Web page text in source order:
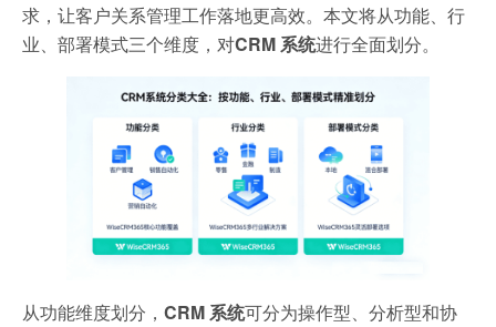
求，让客户关系管理工作落地更高效。本文将从功能、行
业、部署模式三个维度，对CRM 系统进行全面划分。
从功能维度划分， CRM 系统可分为操作型、分析型和协